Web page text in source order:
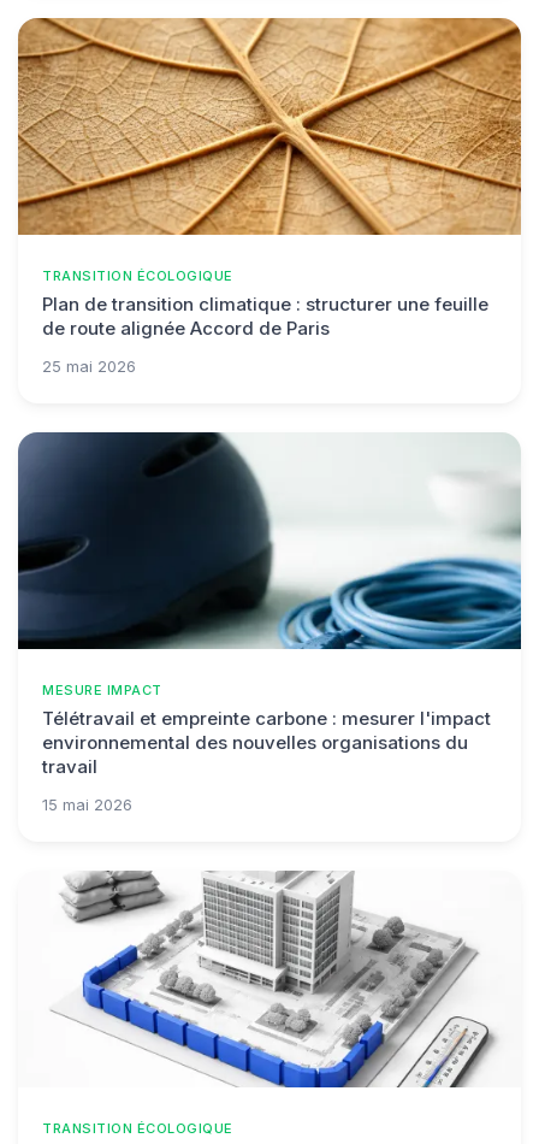
TRANSITION ÉCOLOGIQUE
Plan de transition climatique : structurer une feuille
de route alignée Accord de Paris
25 mai 2026
MESURE IMPACT
Télétravail et empreinte carbone : mesurer l'impact
environnemental des nouvelles organisations du
travail
15 mai 2026
TRANSITION ÉCOLOGIQUE